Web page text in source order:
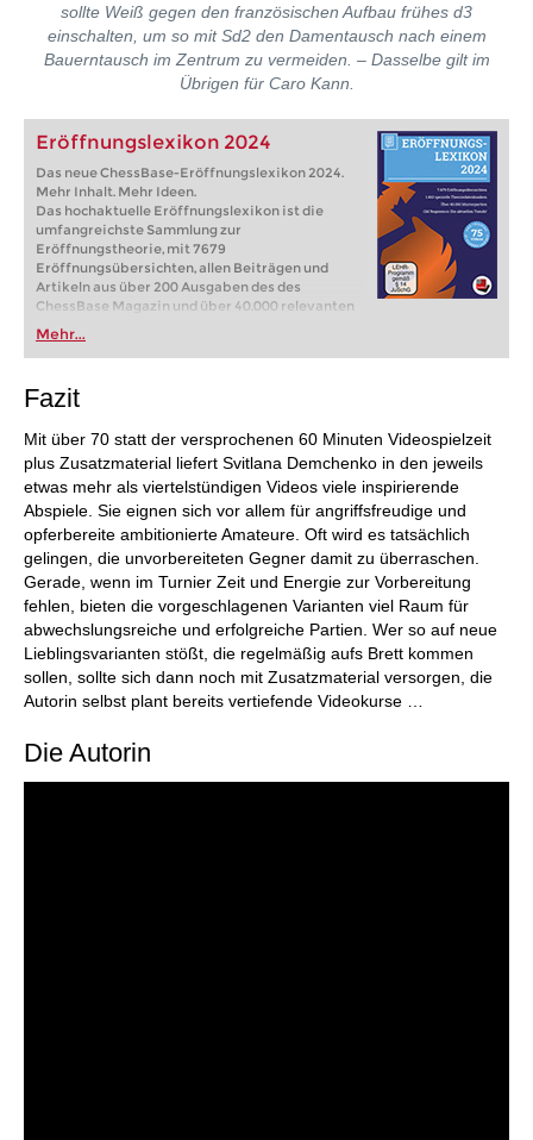
sollte Weiß gegen den französischen Aufbau frühes d3
einschalten, um so mit Sd2 den Damentausch nach einem
Bauerntausch im Zentrum zu vermeiden. – Dasselbe gilt im
Übrigen für Caro Kann.
Eröffnungslexikon 2024
Das neue ChessBase-Eröffnungslexikon 2024.
Mehr Inhalt. Mehr Ideen.
Das hochaktuelle Eröffnungslexikon ist die
umfangreichste Sammlung zur
Eröffnungstheorie, mit 7679
Eröffnungsübersichten, allen Beiträgen und
Artikeln aus über 200 Ausgaben des des
ChessBase Magazin und über 40.000 relevanten
Partien zu allen Eröffnungen. In über 80 Videos
erklären Experten und Großmeister
Eröffnungsideen und zeigen die neuesten Trends.
Mehr...
Fazit
Mit über 70 statt der versprochenen 60 Minuten Videospielzeit
plus Zusatzmaterial liefert Svitlana Demchenko in den jeweils
etwas mehr als viertelstündigen Videos viele inspirierende
Abspiele. Sie eignen sich vor allem für angriffsfreudige und
opferbereite ambitionierte Amateure. Oft wird es tatsächlich
gelingen, die unvorbereiteten Gegner damit zu überraschen.
Gerade, wenn im Turnier Zeit und Energie zur Vorbereitung
fehlen, bieten die vorgeschlagenen Varianten viel Raum für
abwechslungsreiche und erfolgreiche Partien. Wer so auf neue
Lieblingsvarianten stößt, die regelmäßig aufs Brett kommen
sollen, sollte sich dann noch mit Zusatzmaterial versorgen, die
Autorin selbst plant bereits vertiefende Videokurse …
Die Autorin